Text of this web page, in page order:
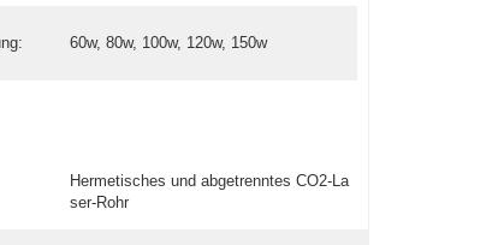
60w, 80w, 100w, 120w, 150w
Hermetisches und abgetrenntes CO2-La
ser-Rohr